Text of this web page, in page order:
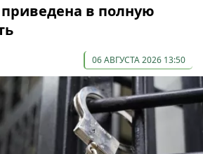
в полную
06 АВГУСТА 2026 13:50